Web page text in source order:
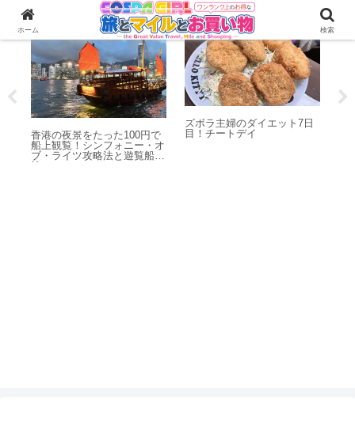
海外旅行
香港の夜景をたった100円で
船上観覧！シンフォニー・オ
ブ・ライツ攻略法と遊覧船比
較
ダイエット
ズボラ主婦のダイエット7日
目！チートデイ
ホーム 検索